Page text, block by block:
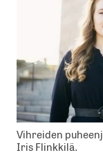
Vihreiden
Iris Flinkkilä.